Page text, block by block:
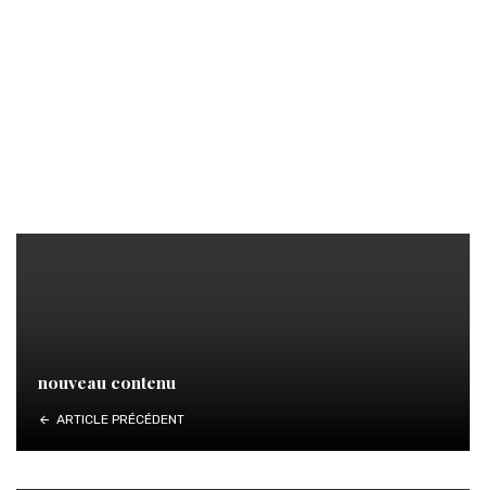
nouveau contenu
ARTICLE PRÉCÉDENT